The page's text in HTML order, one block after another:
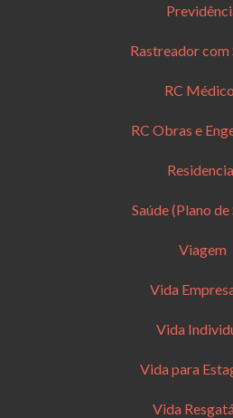
Rastreador com
RC
RC Obras e
Saúde (Plano de
Viagem
Vida
Vida
Vida para
Vida